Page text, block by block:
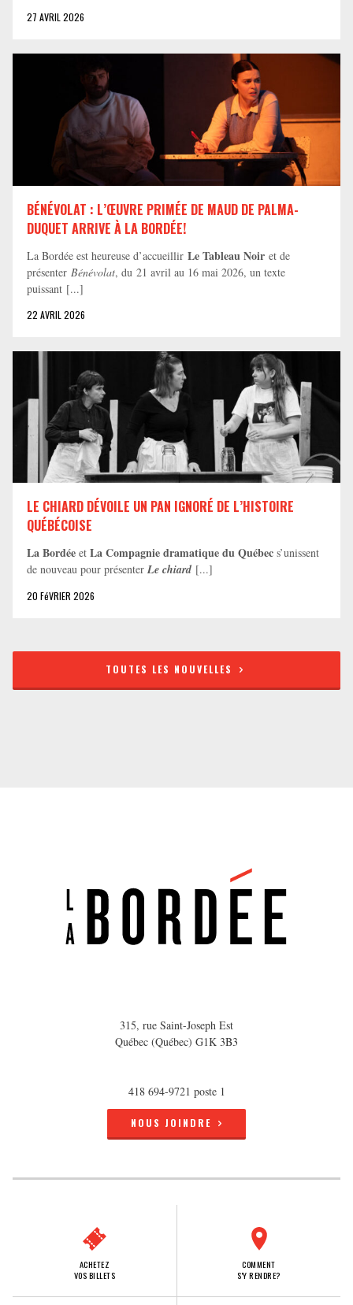
27 AVRIL 2026
BÉNÉVOLAT : L’ŒUVRE PRIMÉE DE MAUD DE PALMA-
DUQUET ARRIVE À LA BORDÉE!
La Bordée est heureuse d’accueillir Le Tableau Noir et de
présenter Bénévolat, du 21 avril au 16 mai 2026, un texte
puissant [...]
22 AVRIL 2026
LE CHIARD DÉVOILE UN PAN IGNORÉ DE L’HISTOIRE
QUÉBÉCOISE
La Bordée et La Compagnie dramatique du Québec s’unissent
de nouveau pour présenter Le chiard [...]
20 FéVRIER 2026
TOUTES LES NOUVELLES
315, rue Saint-Joseph Est
Québec (Québec) G1K 3B3
418 694-9721 poste 1
NOUS JOINDRE
ACHETEZ
VOS BILLETS
COMMENT
S'Y RENDRE?